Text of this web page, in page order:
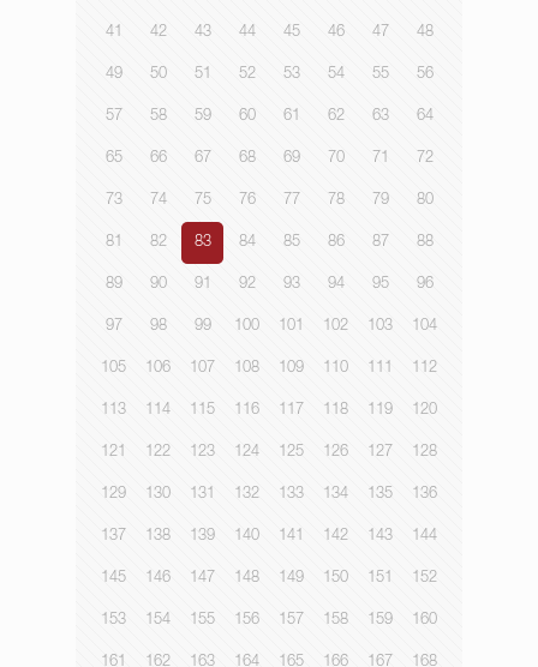
41 42 43 44 45 46 47 48
49 50 51 52 53 54 55 56
57 58 59 60 61 62 63 64
65 66 67 68 69 70 71 72
73 74 75 76 77 78 79 80
81 82 83 84 85 86 87 88
89 90 91 92 93 94 95 96
97 98 99 100 101 102 103 104
105 106 107 108 109 110 111 112
113 114 115 116 117 118 119 120
121 122 123 124 125 126 127 128
129 130 131 132 133 134 135 136
137 138 139 140 141 142 143 144
145 146 147 148 149 150 151 152
153 154 155 156 157 158 159 160
161 162 163 164 165 166 167 168